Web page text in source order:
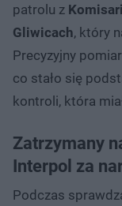
patrolu z
Gliwicach, który
Precyzyjny
co stało się
kontroli, która
Zatrzymany
Interpol za
Podczas